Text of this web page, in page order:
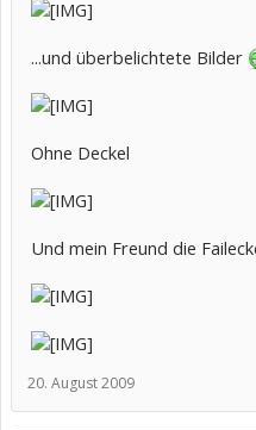
...und überbelichtete Bilder
Ohne Deckel
Und mein Freund die
20. August 2009